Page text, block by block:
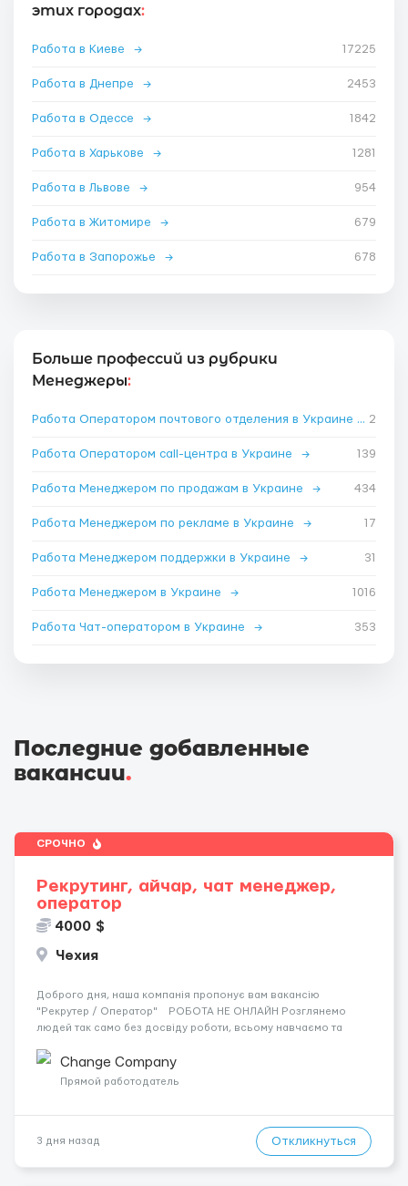
этих городах:
Работа в Киеве → 17225
Работа в Днепре → 2453
Работа в Одессе → 1842
Работа в Харькове → 1281
Работа в Львове → 954
Работа в Житомире → 679
Работа в Запорожье → 678
Больше профессий из рубрики
Менеджеры:
Работа Оператором почтового отделения в Украине→2
Работа Оператором call-центра в Украине → 139
Работа Менеджером по продажам в Украине → 434
Работа Менеджером по рекламе в Украине → 17
Работа Менеджером поддержки в Украине → 31
Работа Менеджером в Украине → 1016
Работа Чат-оператором в Украине → 353
Последние добавленные
вакансии.
СРОЧНО
Рекрутинг, айчар, чат менеджер,
оператор
4000 $
Чехия
Доброго дня, наша компанія пропонує вам вакансію
"Рекрутер / Оператор" РОБОТА НЕ ОНЛАЙН Розглянемо
людей так само без досвіду роботи, всьому навчаємо та
чи країні, ми оплачуємо вам переїзд, щоб ви працювали у ...
Change Company
Прямой работодатель
3 дня назад Откликнуться